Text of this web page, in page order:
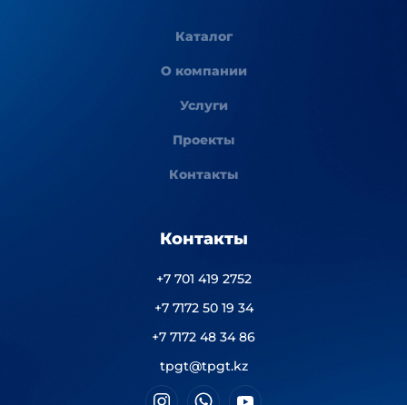
Каталог
О компании
Услуги
Проекты
Контакты
Контакты
+7 701 419 2752
+7 7172 50 19 34
+7 7172 48 34 86
tpgt@tpgt.kz